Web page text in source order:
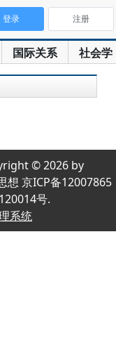
国际关系 社会学
登录 注册
© 2026 by
京ICP备12007865
号.
系统